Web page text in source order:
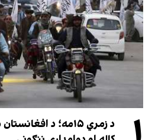
د زمري ۱۵مه؛ د